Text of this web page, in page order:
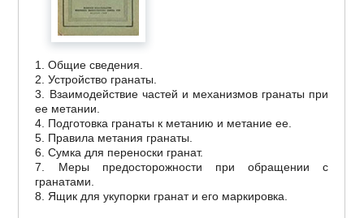
1. Общие сведения.
2. Устройство гранаты.
3. Взаимодействие частей и механизмов гранаты при
ее метании.
4. Подготовка гранаты к метанию и метание ее.
5. Правила метания гранаты.
6. Сумка для переноски гранат.
7. Меры предосторожности при обращении с
гранатами.
8. Ящик для укупорки гранат и его маркировка.